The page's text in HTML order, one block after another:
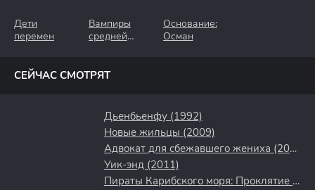
Дети
перемен
Вампиры
средней
Основание:
Осман
СЕЙЧАС СМОТРЯТ
Дьенбьенфу (1992)
Новые жильцы (2009)
Адвокат для сбежавшего жениха (2024)
Уик-энд (2011)
Пираты Карибского моря: Проклятие Черной жемчужины (2003)